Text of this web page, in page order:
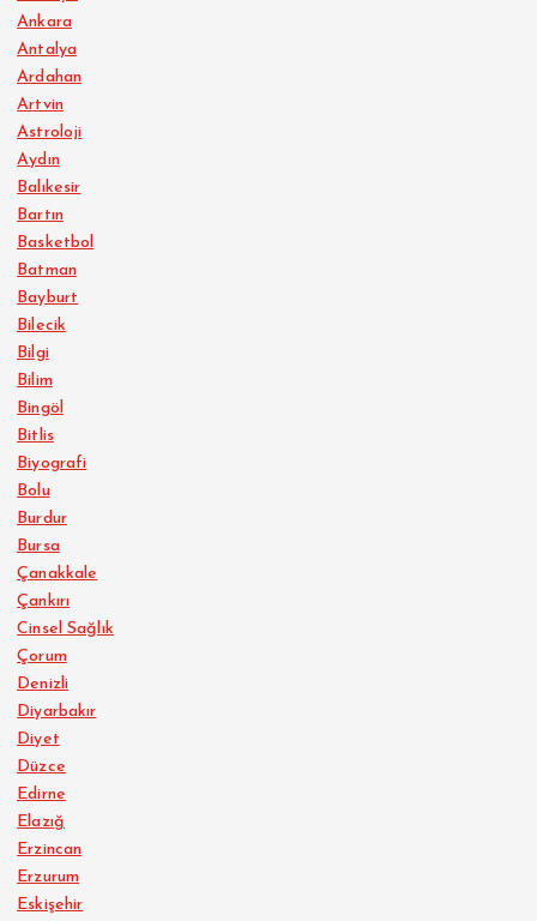
Ankara
Antalya
Ardahan
Artvin
Astroloji
Aydın
Balıkesir
Bartın
Basketbol
Batman
Bayburt
Bilecik
Bilgi
Bilim
Bingöl
Bitlis
Biyografi
Bolu
Burdur
Bursa
Çanakkale
Çankırı
Cinsel Sağlık
Çorum
Denizli
Diyarbakır
Diyet
Düzce
Edirne
Elazığ
Erzincan
Erzurum
Eskişehir